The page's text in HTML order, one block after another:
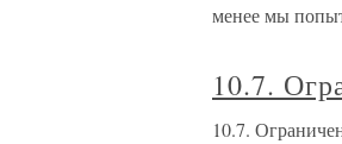
менее мы
10.7.
10.7.